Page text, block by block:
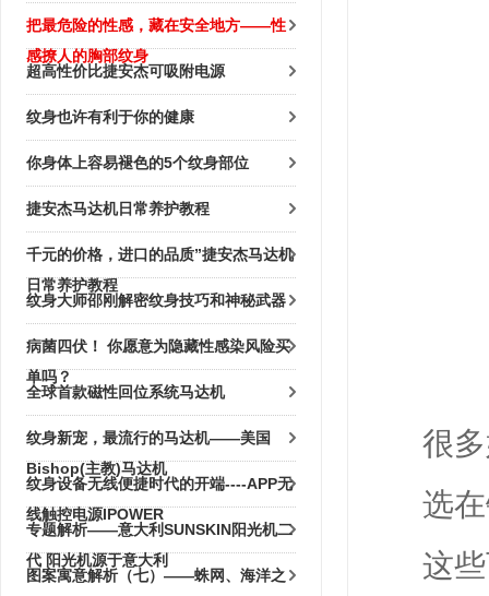
把最危险的性感，藏在安全地方——性
感撩人的胸部纹身
超高性价比捷安杰可吸附电源
纹身也许有利于你的健康
你身体上容易褪色的5个纹身部位
捷安杰马达机日常养护教程
千元的价格，进口的品质”捷安杰马达机
日常养护教程
纹身大师邵刚解密纹身技巧和神秘武器
病菌四伏！ 你愿意为隐藏性感染风险买
单吗？
全球首款磁性回位系统马达机
纹身新宠，最流行的马达机——美国
Bishop(主教)马达机
纹身设备无线便捷时代的开端----APP无
线触控电源IPOWER
专题解析——意大利SUNSKIN阳光机二
代 阳光机源于意大利
图案寓意解析（七）——蛛网、海洋之
很
选
这